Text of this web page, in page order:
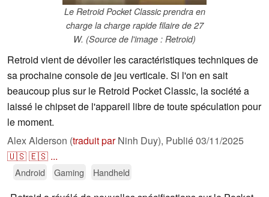
Le Retroid Pocket Classic prendra en
charge la charge rapide filaire de 27
W. (Source de l'image : Retroid)
Retroid vient de dévoiler les caractéristiques techniques de
sa prochaine console de jeu verticale. Si l'on en sait
beaucoup plus sur le Retroid Pocket Classic, la société a
laissé le chipset de l'appareil libre de toute spéculation pour
le moment.
Alex Alderson (traduit parNinh Duy), Publié03/11/2025
🇺🇸🇪🇸 ...
Android Gaming Handheld